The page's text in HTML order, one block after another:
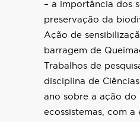
– a importância dos
preservação da
Ação de
barragem de
Trabalhos de
disciplina de
ano sobre a ação do
ecossistemas, com a